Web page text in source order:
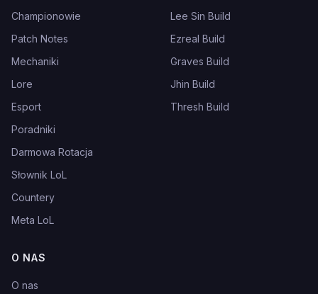
Championowie
Patch Notes
Mechaniki
Lore
Esport
Poradniki
Darmowa Rotacja
Słownik LoL
Countery
Meta LoL
Lee Sin Build
Ezreal Build
Graves Build
Jhin Build
Thresh Build
O NAS
O nas